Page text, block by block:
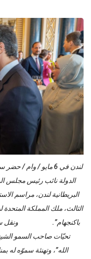
لندن في 6 مايو / وام
الدولة نائب رئيس مجلس
البريطانية لندن، مراسم
الثالث، ملك المملكة المتحدة
باكنجهام”. ونقل سموه
تحيّات صاحب السمو
الله”، وتهنئة سموّه له